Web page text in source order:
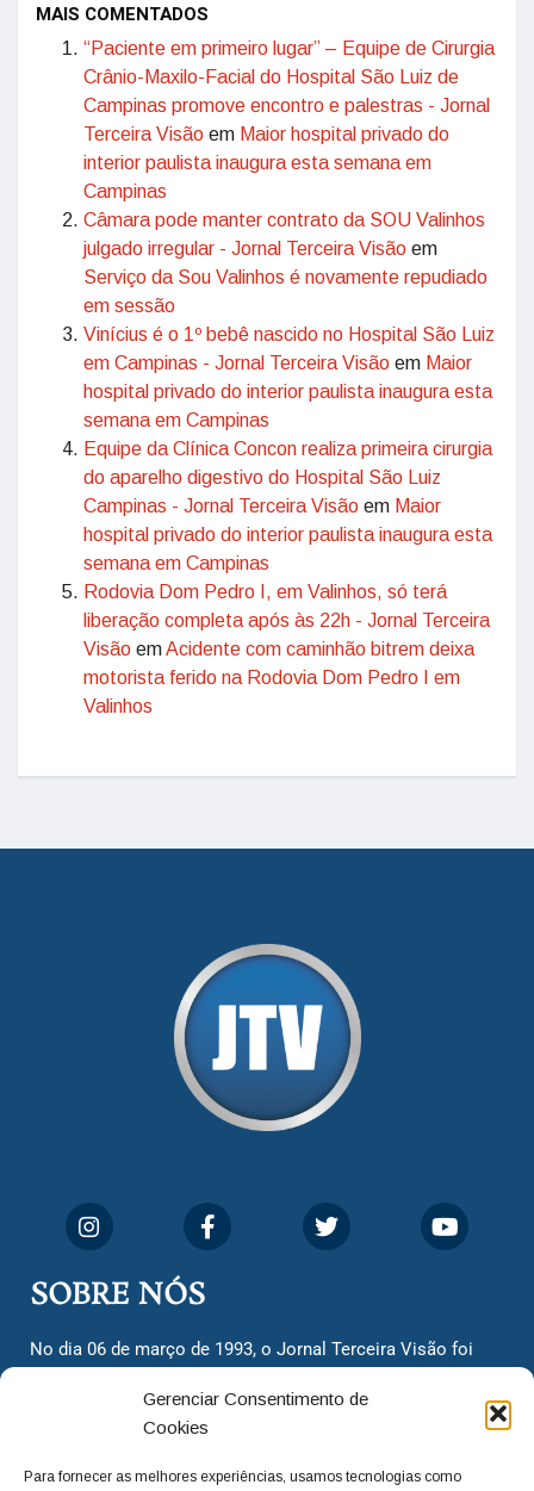
Gerenciar Consentimento de
Cookies
Para fornecer as melhores experiências, usamos tecnologias como
MAIS COMENTADOS
“Paciente em primeiro lugar” – Equipe de Cirurgia
Crânio-Maxilo-Facial do Hospital São Luiz de
Campinas promove encontro e palestras - Jornal
Terceira Visão em Maior hospital privado do
interior paulista inaugura esta semana em
Campinas
Câmara pode manter contrato da SOU Valinhos
julgado irregular - Jornal Terceira Visão em
Serviço da Sou Valinhos é novamente repudiado
em sessão
Vinícius é o 1º bebê nascido no Hospital São Luiz
em Campinas - Jornal Terceira Visão em Maior
hospital privado do interior paulista inaugura esta
semana em Campinas
Equipe da Clínica Concon realiza primeira cirurgia
do aparelho digestivo do Hospital São Luiz
Campinas - Jornal Terceira Visão em Maior
hospital privado do interior paulista inaugura esta
semana em Campinas
Rodovia Dom Pedro I, em Valinhos, só terá
liberação completa após às 22h - Jornal Terceira
Visão emAcidente com caminhão bitrem deixa
motorista ferido na Rodovia Dom Pedro I em
Valinhos
SOBRE NÓS
No dia 06 de março de 1993, o Jornal Terceira Visão foi
cidadãos valinhenses, já que naquela época só existiam
dois jornais. Há mais de 30 anos, o jornal continua